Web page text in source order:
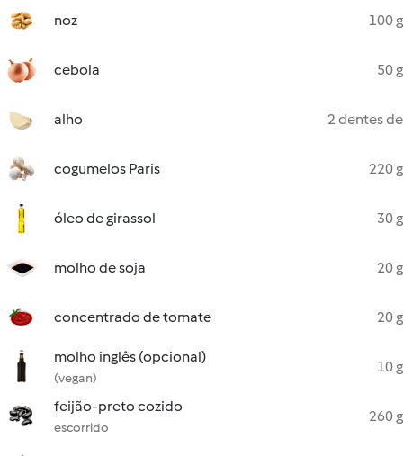
noz 100 g
cebola 50 g
alho 2 dentes de
cogumelos Paris 220 g
óleo de girassol 30 g
molho de soja 20 g
concentrado de tomate 20 g
molho inglês (opcional)
(vegan)
10 g
feijão-preto cozido
escorrido
260 g